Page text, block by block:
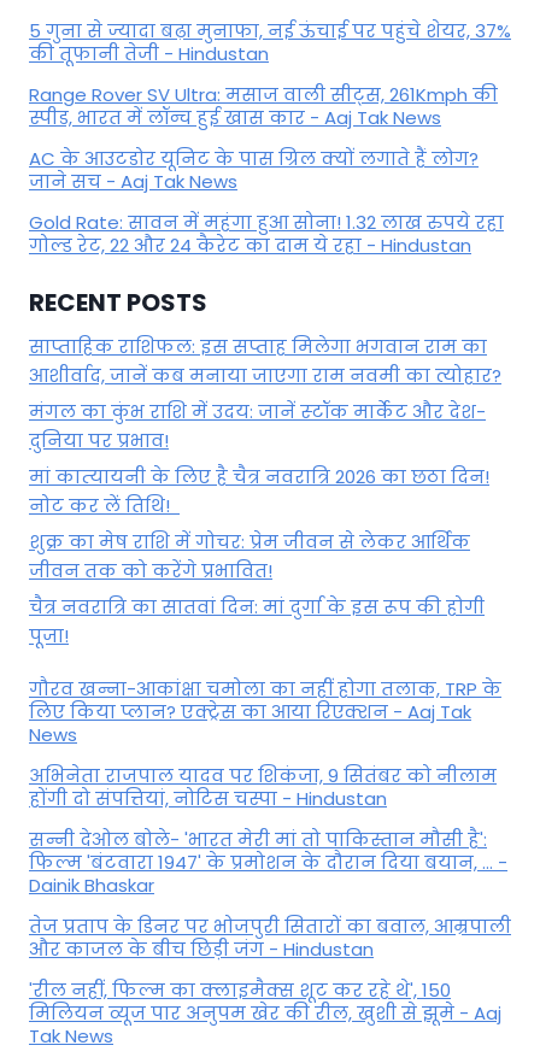
5 गुना से ज्यादा बढ़ा मुनाफा, नई ऊंचाई पर पहुंचे शेयर, 37%
की तूफानी तेजी - Hindustan
Range Rover SV Ultra: मसाज वाली सीट्स, 261Kmph की
स्पीड, भारत में लॉन्च हुई खास कार - Aaj Tak News
AC के आउटडोर यूनिट के पास ग्रिल क्यों लगाते हैं लोग?
जाने सच - Aaj Tak News
Gold Rate: सावन में महंगा हुआ सोना! 1.32 लाख रुपये रहा
गोल्ड रेट, 22 और 24 कैरेट का दाम ये रहा - Hindustan
RECENT POSTS
साप्ताहिक राशिफल: इस सप्ताह मिलेगा भगवान राम का
आशीर्वाद, जानें कब मनाया जाएगा राम नवमी का त्योहार?
मंगल का कुंभ राशि में उदय: जानें स्‍टॉक मार्केट और देश-
दुनिया पर प्रभाव!
मां कात्‍यायनी के लिए है चैत्र नवरात्रि 2026 का छठा दिन!
नोट कर लें तिथि!
शुक्र का मेष राशि में गोचर: प्रेम जीवन से लेकर आर्थिक
जीवन तक को करेंगे प्रभावित!
चैत्र नवरात्रि का सातवां दिन: मां दुर्गा के इस रूप की होगी
पूजा!
गौरव खन्ना-आकांक्षा चमोला का नहीं होगा तलाक, TRP के
लिए किया प्लान? एक्ट्रेस का आया रिएक्शन - Aaj Tak
News
अभिनेता राजपाल यादव पर शिकंजा, 9 सितंबर को नीलाम
होंगी दो संपत्तियां, नोटिस चस्पा - Hindustan
सन्नी देओल बोले- 'भारत मेरी मां तो पाकिस्तान मौसी है':
फिल्म 'बंटवारा 1947' के प्रमोशन के दौरान दिया बयान, ... -
Dainik Bhaskar
तेज प्रताप के डिनर पर भोजपुरी सितारों का बवाल, आम्रपाली
और काजल के बीच छिड़ी जंग - Hindustan
'रील नहीं, फिल्म का क्लाइमैक्स शूट कर रहे थे', 150
मिलियन व्यूज पार अनुपम खेर की रील, खुशी से झूमे - Aaj
Tak News